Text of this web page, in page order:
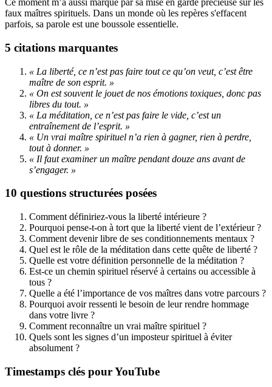
Ce moment m’a aussi marqué par sa mise en garde précieuse sur les
faux maîtres spirituels. Dans un monde où les repères s'effacent
parfois, sa parole est une boussole essentielle.
5 citations marquantes
« La liberté, ce n’est pas faire tout ce qu’on veut, c’est être
maître de son esprit. »
« On est souvent le jouet de nos émotions toxiques, donc pas
libres du tout. »
« La méditation, ce n’est pas faire le vide, c’est un
entraînement de l’esprit. »
« Un vrai maître spirituel n’a rien à gagner, rien à perdre,
tout à donner. »
« Il faut examiner un maître pendant douze ans avant de
s’engager. »
10 questions structurées posées
Comment définiriez-vous la liberté intérieure ?
Pourquoi pense-t-on à tort que la liberté vient de l’extérieur ?
Comment devenir libre de ses conditionnements mentaux ?
Quel est le rôle de la méditation dans cette quête de liberté ?
Quelle est votre définition personnelle de la méditation ?
Est-ce un chemin spirituel réservé à certains ou accessible à
tous ?
Quelle a été l’importance de vos maîtres dans votre parcours ?
Pourquoi avoir ressenti le besoin de leur rendre hommage
dans votre livre ?
Comment reconnaître un vrai maître spirituel ?
Quels sont les signes d’un imposteur spirituel à éviter
absolument ?
Timestamps clés pour YouTube